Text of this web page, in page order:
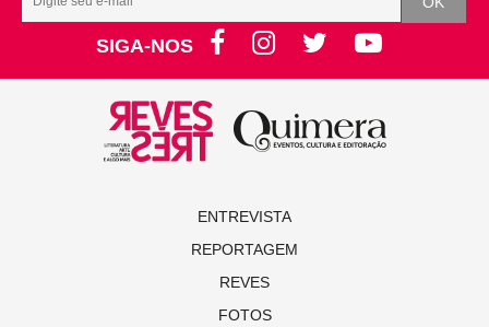
SIGA-NOS
ENTREVISTA
REPORTAGEM
REVES
FOTOS